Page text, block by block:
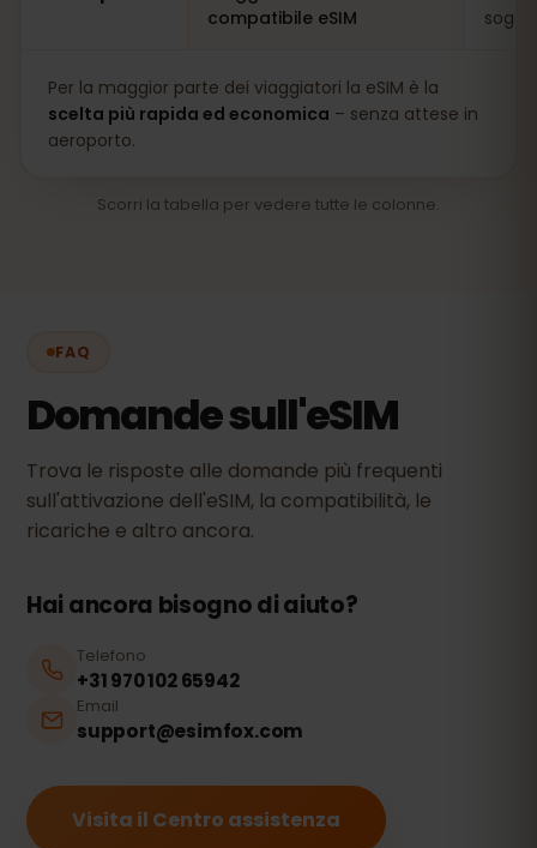
compatibile eSIM
Per la maggior parte dei viaggiatori la eSIM è la
scelta più rapida ed economica – senza attese in
aeroporto.
Scorri la tabella per vedere tutte le colonne.
FAQ
Domande sull'eSIM
Trova le risposte alle domande più frequenti
sull'attivazione dell'eSIM, la compatibilità, le
ricariche e altro ancora.
Hai ancora bisogno di aiuto?
Telefono
+31 970 102 65942
Email
support@esimfox.com
Visita il Centro assistenza